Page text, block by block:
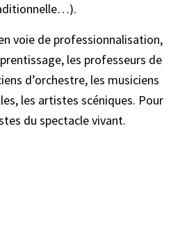
voie de professionnalisation,
les professeurs de
d’orchestre, les musiciens
les artistes scéniques. Pour
du spectacle vivant.